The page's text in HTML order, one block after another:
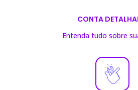
CONTA
Entenda tudo sobre